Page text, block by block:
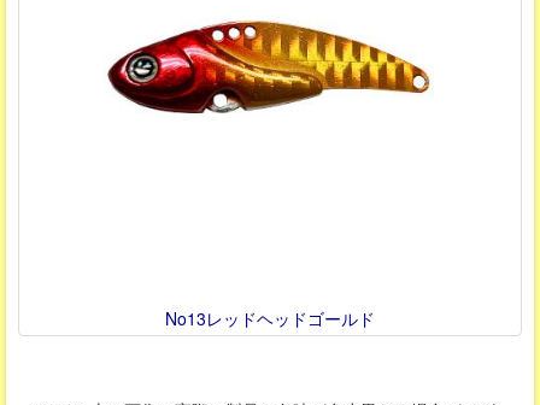
No13レッドヘッドゴールド